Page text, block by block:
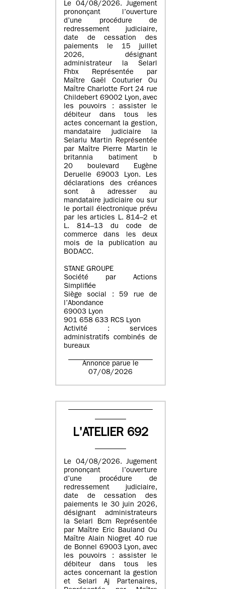
Le 04/08/2026. Jugement
prononçant l’ouverture
d’une procédure de
redressement judiciaire,
date de cessation des
paiements le 15 juillet
2026, désignant
administrateur la Selarl
Fhbx Représentée par
Maître Gaël Couturier Ou
Maître Charlotte Fort 24 rue
Childebert 69002 Lyon, avec
les pouvoirs : assister le
débiteur dans tous les
actes concernant la gestion,
mandataire judiciaire la
Selarlu Martin Représentée
par Maître Pierre Martin le
britannia batiment b
20 boulevard Eugène
Deruelle 69003 Lyon. Les
déclarations des créances
sont à adresser au
mandataire judiciaire ou sur
le portail électronique prévu
par les articles L. 814–2 et
L. 814–13 du code de
commerce dans les deux
mois de la publication au
BODACC.
STANE GROUPE
Société par Actions
Simplifiée
Siège social : 59 rue de
l’Abondance
69003 Lyon
901 658 633 RCS Lyon
Activité : services
administratifs combinés de
bureaux
Annonce parue le
07/08/2026
L'ATELIER 692
Le 04/08/2026. Jugement
prononçant l’ouverture
d’une procédure de
redressement judiciaire,
date de cessation des
paiements le 30 juin 2026,
désignant administrateurs
la Selarl Bcm Représentée
par Maître Eric Bauland Ou
Maître Alain Niogret 40 rue
de Bonnel 69003 Lyon, avec
les pouvoirs : assister le
débiteur dans tous les
actes concernant la gestion
et Selarl Aj Partenaires,